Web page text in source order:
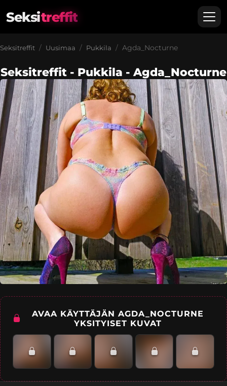
Seksitreffit
Seksitreffit Uusimaa Pukkila Agda_Nocturne
Seksitreffit - Pukkila - Agda_Nocturne
AVAA KÄYTTÄJÄN AGDA_NOCTURNE
YKSITYISET KUVAT